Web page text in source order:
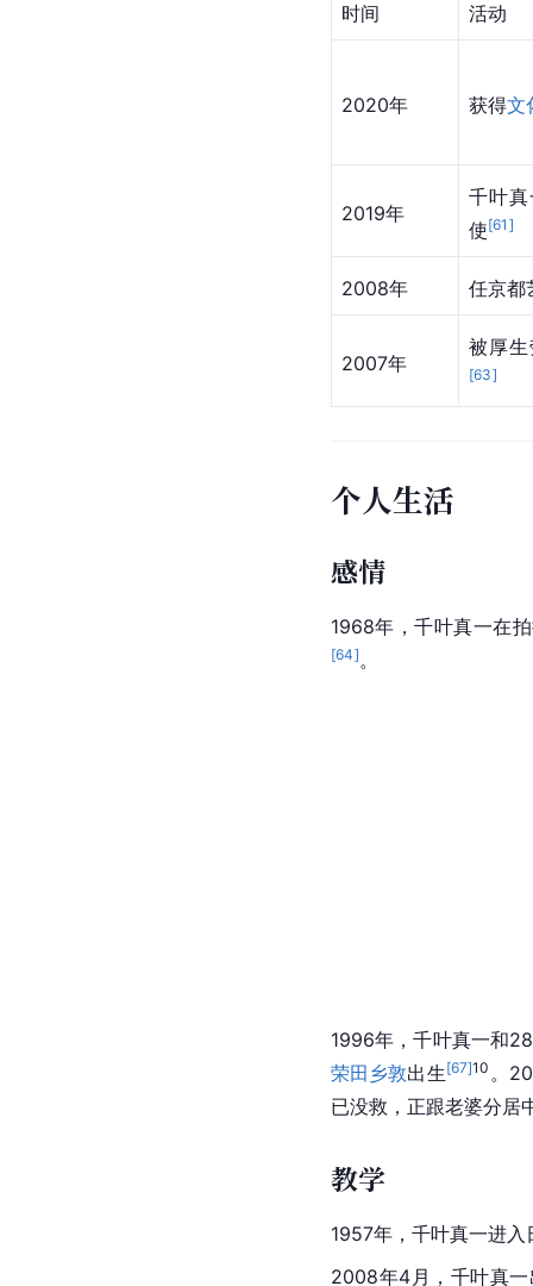
时间 活动
2020年 获得文
2019年
千叶
使[61 ]
2008年 任京都
2007年
被厚
[63]
个人生活
感情
1968年，千叶真一在
[64]。
1996年，千叶真一和
荣田乡敦出生[67]10 。
已没救，正跟老婆分居
教学
1957年，千叶真一进
2008年4月，千叶真